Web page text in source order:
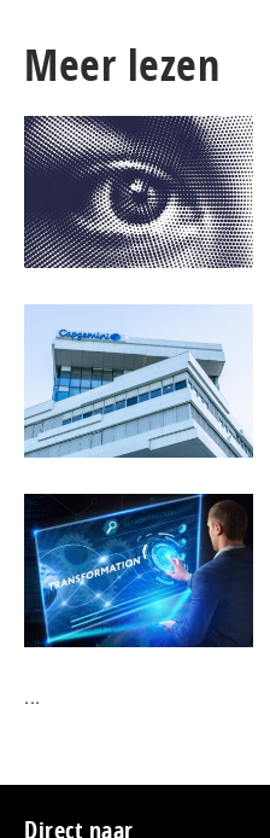
Meer lezen
...
Direct naar